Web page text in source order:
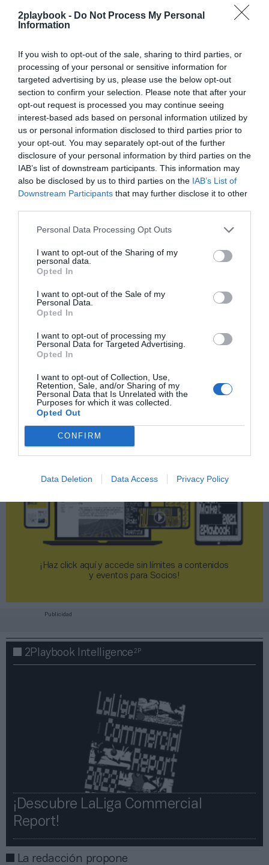
2playbook - Do Not Process My Personal
Information
If you wish to opt-out of the sale, sharing to third parties, or
processing of your personal or sensitive information for
targeted advertising by us, please use the below opt-out
section to confirm your selection. Please note that after your
opt-out request is processed you may continue seeing
interest-based ads based on personal information utilized by
us or personal information disclosed to third parties prior to
your opt-out. You may separately opt-out of the further
disclosure of your personal information by third parties on the
IAB’s list of downstream participants. This information may
also be disclosed by us to third parties on the IAB’s List of
Downstream Participants that may further disclose it to other
Personal Data Processing Opt Outs
I want to opt-out of the Sharing of my
personal data.
Opted In
I want to opt-out of the Sale of my
Personal Data.
Opted In
I want to opt-out of processing my
Personal Data for Targeted Advertising.
Opted In
I want to opt-out of Collection, Use,
Retention, Sale, and/or Sharing of my
Personal Data that Is Unrelated with the
Purposes for which it was collected.
Opted Out
CONFIRM
Data Deletion Data Access Privacy Policy
Índex
Los Ángeles 2028
newsletter mensual especializado en patrocinio. En él
tomamos el pulso al sector abordando el tema que ha
cerrados en España, Europa y Norteamérica en los
últimos 30 días y una entrevista con directores/as de las
principales marcas. Aquí puedes apuntarte gratis.
Añadir2Playbookcomo fuente preferida de Google
de forma gratuita
Mantente informado con las últimas noticias de actualidad.
ACTIVAR AHORA
Compartir
Imprimir
¡Haz click aquí y accede sin límites a contenidos
y eventos para Socios!​​​​​​​
Publicidad
2Playbook Intelligence2P
¡Descubre LaLiga Commercial
Report!​​
La redacción propone